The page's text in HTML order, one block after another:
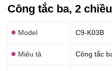
Công tắc ba, 2 chiều
Model C9-K03B
Miêu tả Công tắc